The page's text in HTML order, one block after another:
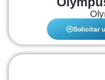
Solicitar